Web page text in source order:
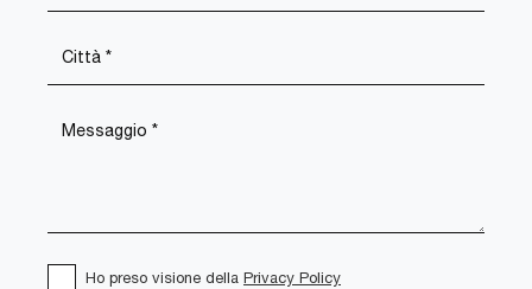
Ho preso visione della Privacy Policy